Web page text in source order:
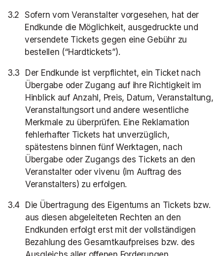
Sofern vom Veranstalter vorgesehen, hat der
Endkunde die Möglichkeit, ausgedruckte und
versendete Tickets gegen eine Gebühr zu
bestellen (“Hardtickets”).
Der Endkunde ist verpflichtet, ein Ticket nach
Übergabe oder Zugang auf ihre Richtigkeit im
Hinblick auf Anzahl, Preis, Datum, Veranstaltung,
Veranstaltungsort und andere wesentliche
Merkmale zu überprüfen. Eine Reklamation
fehlerhafter Tickets hat unverzüglich,
spätestens binnen fünf Werktagen, nach
Übergabe oder Zugangs des Tickets an den
Veranstalter oder vivenu (im Auftrag des
Veranstalters) zu erfolgen.
Die Übertragung des Eigentums an Tickets bzw.
aus diesen abgeleiteten Rechten an den
Endkunden erfolgt erst mit der vollständigen
Bezahlung des Gesamtkaufpreises bzw. des